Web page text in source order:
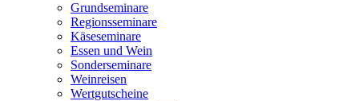
Grundseminare
Regionsseminare
Käseseminare
Essen und Wein
Sonderseminare
Weinreisen
Wertgutscheine